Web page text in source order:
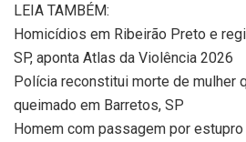
LEIA TAMBÉM:
Homicídios em Ribeirão Preto e
SP, aponta Atlas da Violência 2026
Polícia reconstitui morte de mulher
queimado em Barretos, SP
Homem com passagem por